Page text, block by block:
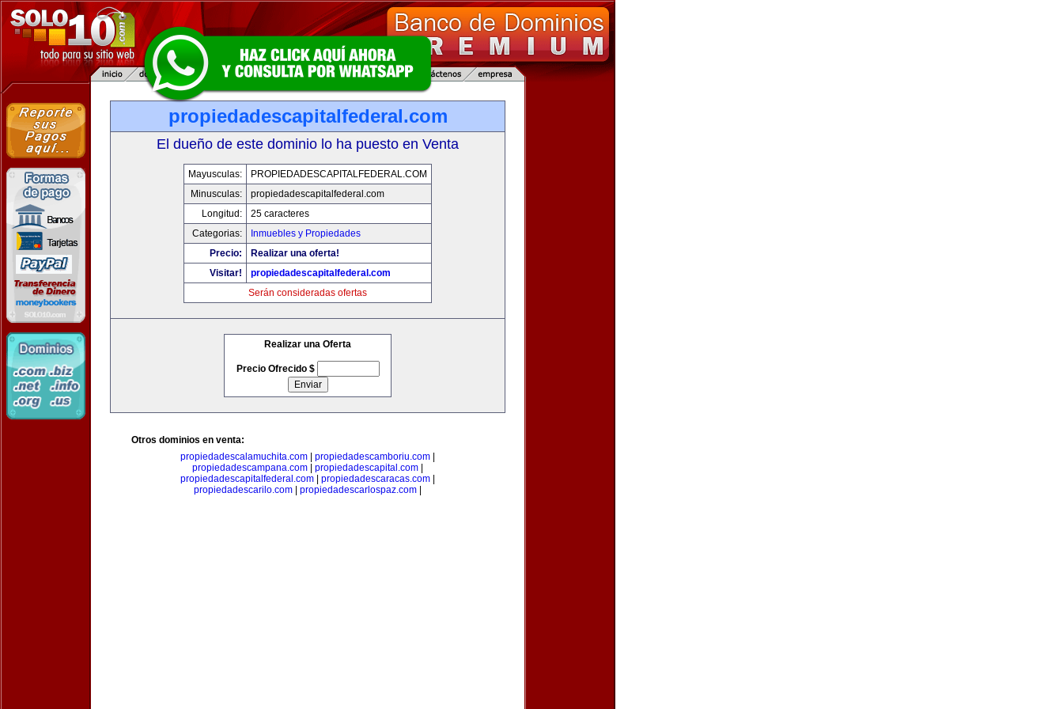
propiedadescapitalfederal.com
El dueño de este dominio lo ha puesto en Venta
Mayusculas:
PROPIEDADESCAPITALFEDERAL.COM
Minusculas:
propiedadescapitalfederal.com
Longitud:
25 caracteres
Categorias:
Inmuebles y Propiedades
Precio:
Realizar una oferta!
Visitar!
propiedadescapitalfederal.com
Serán consideradas ofertas
Realizar una Oferta
Precio Ofrecido $
Otros dominios en venta:
propiedadescalamuchita.com
propiedadescamboriu.com
propiedadescampana.com
propiedadescapital.com
propiedadescapitalfederal.com
propiedadescaracas.com
propiedadescarilo.com
propiedadescarlospaz.com